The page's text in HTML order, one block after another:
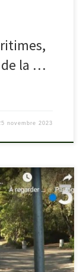
de la …
novembre 2023
provence-
des-
aux-promeneurs-
Voir le reportage